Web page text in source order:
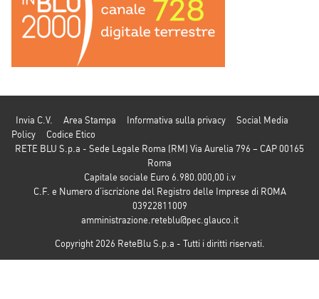
Invia C.V. Area Stampa Informativa sulla privacy
Social Media
Policy
Codice Etico
RETE BLU S.p.a - Sede Legale Roma (RM) Via Aurelia 796 – CAP 00165
Roma
Capitale sociale Euro 6.980.000,00 i.v
C.F. e Numero d’iscrizione del Registro delle Imprese di ROMA
03922811009
amministrazione.reteblu@pec.glauco.it
Copyright 2026 ReteBlu S.p.a - Tutti i diritti riservati.